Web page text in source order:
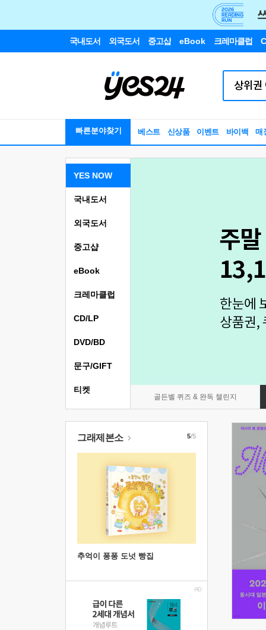
국내도서 외국도서 중고샵 eBook 크레마클럽
빠른분야찾기 베스트 신상품 이벤트 바이백 매
YES NOW
골든벨 퀴즈 & 완독 챌린지
국내도서
외국도서
중고샵
eBook
크레마클럽
CD/LP
DVD/BD
문구/GIFT
티켓
그래제본소
추억이 퐁퐁 도넛 빵집
5/5